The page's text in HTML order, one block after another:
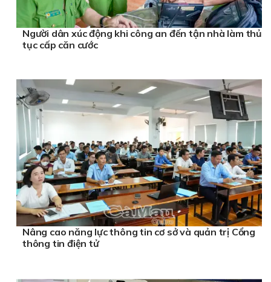
Người dân xúc động khi công an đến tận nhà làm thủ
tục cấp căn cước
Nâng cao năng lực thông tin cơ sở và quản trị Cổng
thông tin điện tử